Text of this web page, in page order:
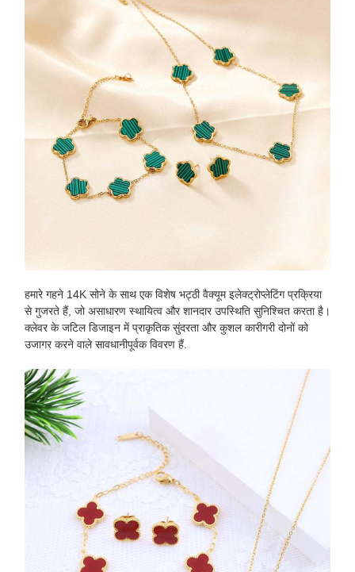
हमारे गहने 14K सोने के साथ एक विशेष भट्ठी वैक्यूम इलेक्ट्रोप्लेटिंग प्रक्रिया
से गुजरते हैं, जो असाधारण स्थायित्व और शानदार उपस्थिति सुनिश्चित करता है।
क्लेवर के जटिल डिजाइन में प्राकृतिक सुंदरता और कुशल कारीगरी दोनों को
उजागर करने वाले सावधानीपूर्वक विवरण हैं.